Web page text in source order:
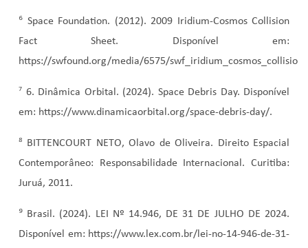
⁶ Space Foundation. (2012). 2009 Iridium-Cosmos Collision
Fact Sheet. Disponível em:
https://swfound.org/media/6575/
⁷ 6. Dinâmica Orbital. (2024). Space Debris Day. Disponível
em: https://www.dinamicaorbital.org/space-debris-day/.
⁸ BITTENCOURT NETO, Olavo de Oliveira. Direito Espacial
Contemporâneo: Responsabilidade Internacional. Curitiba:
Juruá, 2011.
⁹ Brasil. (2024). LEI Nº 14.946, DE 31 DE JULHO DE 2024.
Disponível em: https://www.lex.com.br/lei-no-14-946-de-31-